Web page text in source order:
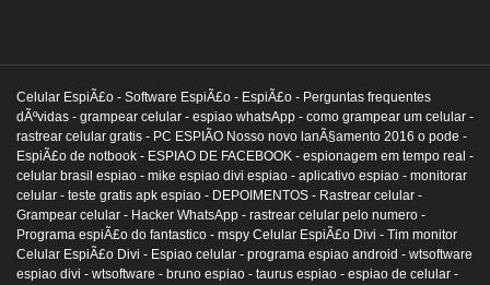
Celular EspiÃ£o - Software EspiÃ£o - EspiÃ£o - Perguntas frequentes
dÃºvidas - grampear celular - espiao whatsApp - como grampear um celular -
rastrear celular gratis - PC ESPIÃO Nosso novo lanÃ§amento 2016 o pode -
EspiÃ£o de notbook - ESPIAO DE FACEBOOK - espionagem em tempo real -
celular brasil espiao - mike espiao divi espiao - aplicativo espiao - monitorar
celular - teste gratis apk espiao - DEPOIMENTOS - Rastrear celular -
Grampear celular - Hacker WhatsApp - rastrear celular pelo numero -
Programa espiÃ£o do fantastico - mspy Celular EspiÃ£o Divi - Tim monitor
Celular EspiÃ£o Divi - Espiao celular - programa espiao android - wtsoftware
espiao divi - wtsoftware - bruno espiao - taurus espiao - espiao de celular -